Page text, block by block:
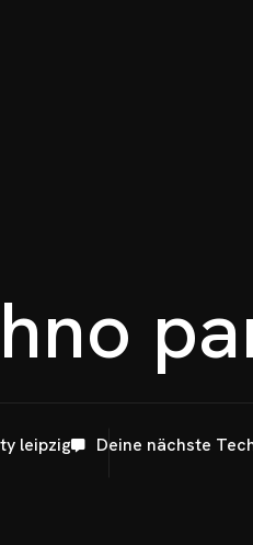
hno pa
leipzig Deine nächste